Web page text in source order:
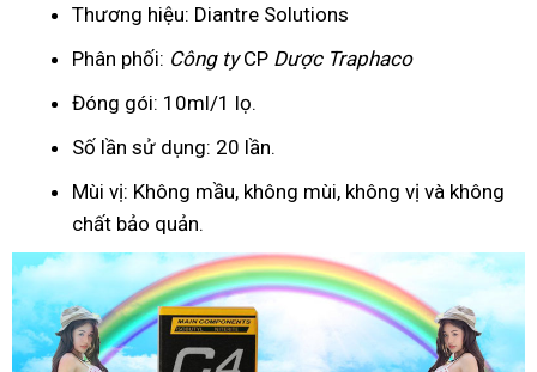
Thương hiệu: Diantre Solutions
Phân phối: Công tyCP Dược Traphaco
Đóng gói: 10ml/1 lọ.
Số lần sử dụng: 20 lần.
Mùi vị: Không mầu, không mùi, không vị và không
chất bảo quản.